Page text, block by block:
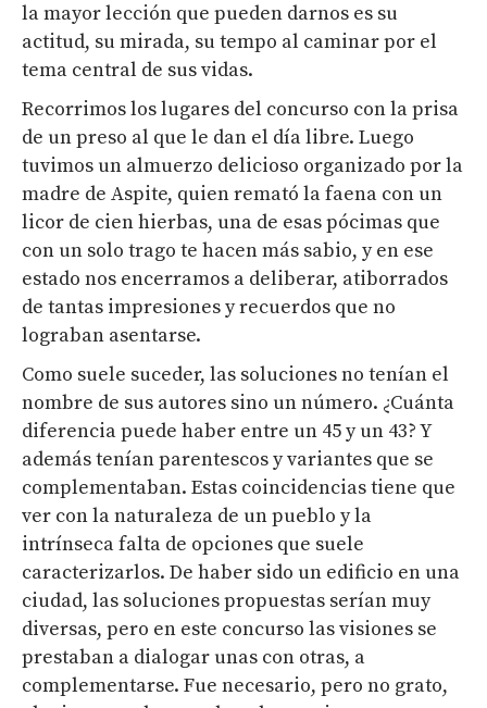
la mayor lección que pueden darnos es su
actitud, su mirada, su tempo al caminar por el
tema central de sus vidas.
Recorrimos los lugares del concurso con la prisa
de un preso al que le dan el día libre. Luego
tuvimos un almuerzo delicioso organizado por la
madre de Aspite, quien remató la faena con un
licor de cien hierbas, una de esas pócimas que
con un solo trago te hacen más sabio, y en ese
estado nos encerramos a deliberar, atiborrados
de tantas impresiones y recuerdos que no
lograban asentarse.
Como suele suceder, las soluciones no tenían el
nombre de sus autores sino un número. ¿Cuánta
diferencia puede haber entre un 45 y un 43? Y
además tenían parentescos y variantes que se
complementaban. Estas coincidencias tiene que
ver con la naturaleza de un pueblo y la
intrínseca falta de opciones que suele
caracterizarlos. De haber sido un edificio en una
ciudad, las soluciones propuestas serían muy
diversas, pero en este concurso las visiones se
prestaban a dialogar unas con otras, a
complementarse. Fue necesario, pero no grato,